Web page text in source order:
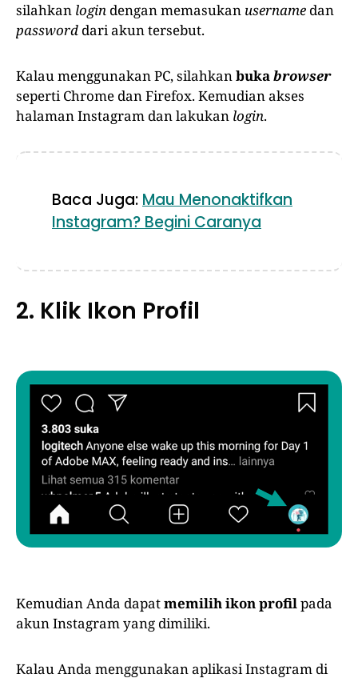
silahkan login dengan memasukan username dan
password dari akun tersebut.
Kalau menggunakan PC, silahkanbukabrowser
seperti Chrome dan Firefox. Kemudian akses
halaman Instagram dan lakukan login.
Baca Juga:Mau Menonaktifkan
Instagram? Begini Caranya
2. Klik Ikon Profil
Kemudian Anda dapatmemilih ikon profilpada
akun Instagram yang dimiliki.
Kalau Anda menggunakan aplikasi Instagram di